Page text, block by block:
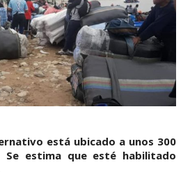
está ubicado a unos 300
estima que esté habilitado